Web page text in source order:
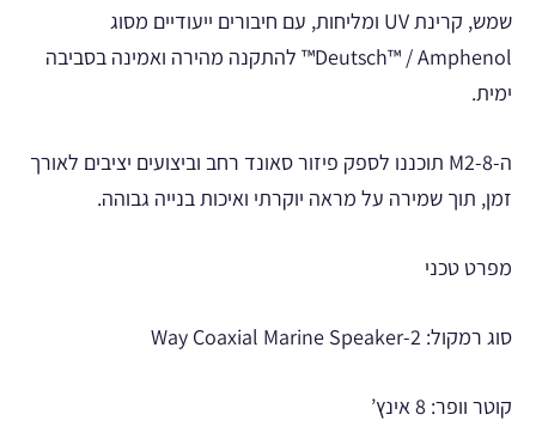
שמש, קרינת UV ומליחות, עם חיבורים ייעודיים מסוג
Deutsch™ / Amphenol™ להתקנה מהירה ואמינה בסביבה
ימית.
ה-M2-8 תוכננו לספק פיזור סאונד רחב וביצועים יציבים לאורך
זמן, תוך שמירה על מראה יוקרתי ואיכות בנייה גבוהה.
מפרט טכני
סוג רמקול: 2-Way Coaxial Marine Speaker
קוטר וופר: 8 אינץ’